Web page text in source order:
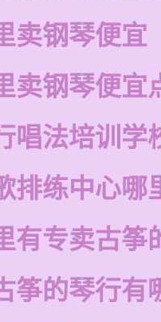
卖钢琴便宜
卖钢琴便宜
唱法培训学
排练中心哪
有专卖古筝
筝的琴行有